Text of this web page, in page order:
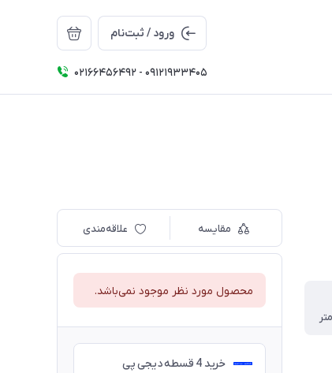
ورود / ثبت‌نام
02166456492 - 09121933405
مقایسه علاقه‌مندی
محصول مورد نظر موجود نمی‌باشد.
خرید 4 قسطه دیجی پی